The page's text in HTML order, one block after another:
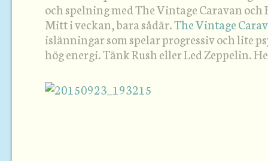
och spelning med The Vintage Caravan och
Mitt i veckan, bara sådär.The Vintage
islänningar som spelar progressiv och lite
hög energi. Tänk Rush eller Led Zeppelin.